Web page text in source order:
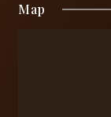
Map